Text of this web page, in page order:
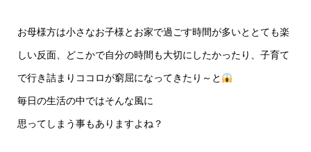
お母様方は小さなお子様とお家で過ごす時間が多いととても楽
しい反面、どこかで自分の時間も大切にしたかったり、子育て
で行き詰まりココロが窮屈になってきたり～と
毎日の生活の中ではそんな風に
思ってしまう事もありますよね？